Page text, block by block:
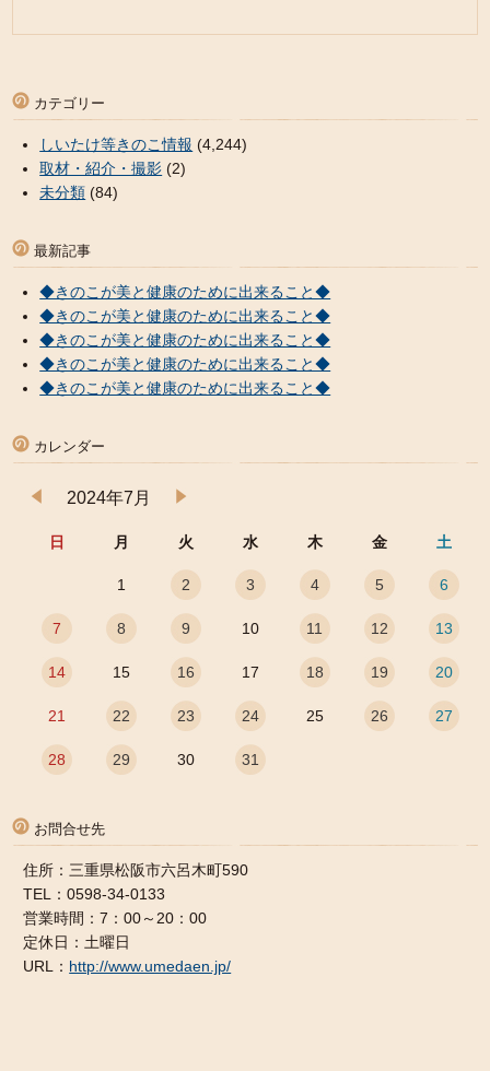
カテゴリー
しいたけ等きのこ情報 (4,244)
取材・紹介・撮影 (2)
未分類 (84)
最新記事
◆きのこが美と健康のために出来ること◆
◆きのこが美と健康のために出来ること◆
◆きのこが美と健康のために出来ること◆
◆きのこが美と健康のために出来ること◆
◆きのこが美と健康のために出来ること◆
カレンダー
2024年7月
日 月 火 水 木 金 土
1 2 3 4 5 6
7 8 9 10 11 12 13
14 15 16 17 18 19 20
21 22 23 24 25 26 27
28 29 30 31
お問合せ先
住所：三重県松阪市六呂木町590
TEL：0598-34-0133
営業時間：7：00～20：00
定休日：土曜日
URL： http://www.umedaen.jp/